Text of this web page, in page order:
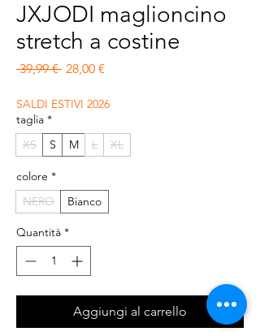
JXJODI maglioncino
stretch a costine
39,99 € Prezzo regolare
28,00 €
SALDI ESTIVI 2026
taglia *
XS
S M L XL
colore *
NERO
Bianco
Quantità *
Aggiungi al carrello